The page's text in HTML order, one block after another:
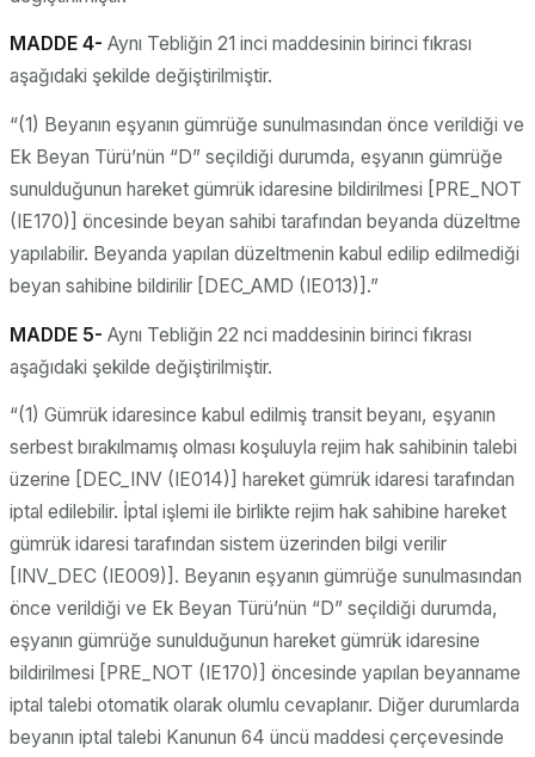
MADDE 4- Aynı Tebliğin 21 inci maddesinin birinci fıkrası
aşağıdaki şekilde değiştirilmiştir.
“(1) Beyanın eşyanın gümrüğe sunulmasından önce verildiği ve
Ek Beyan Türü’nün “D” seçildiği durumda, eşyanın gümrüğe
sunulduğunun hareket gümrük idaresine bildirilmesi [PRE_NOT
(IE170)] öncesinde beyan sahibi tarafından beyanda düzeltme
yapılabilir. Beyanda yapılan düzeltmenin kabul edilip edilmediği
beyan sahibine bildirilir [DEC_AMD (IE013)].”
MADDE 5- Aynı Tebliğin 22 nci maddesinin birinci fıkrası
aşağıdaki şekilde değiştirilmiştir.
“(1) Gümrük idaresince kabul edilmiş transit beyanı, eşyanın
serbest bırakılmamış olması koşuluyla rejim hak sahibinin talebi
üzerine [DEC_INV (IE014)] hareket gümrük idaresi tarafından
iptal edilebilir. İptal işlemi ile birlikte rejim hak sahibine hareket
gümrük idaresi tarafından sistem üzerinden bilgi verilir
[INV_DEC (IE009)]. Beyanın eşyanın gümrüğe sunulmasından
önce verildiği ve Ek Beyan Türü’nün “D” seçildiği durumda,
eşyanın gümrüğe sunulduğunun hareket gümrük idaresine
bildirilmesi [PRE_NOT (IE170)] öncesinde yapılan beyanname
iptal talebi otomatik olarak olumlu cevaplanır. Diğer durumlarda
beyanın iptal talebi Kanunun 64 üncü maddesi çerçevesinde